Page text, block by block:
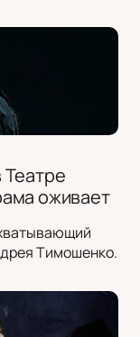
Театре
оживает
Тимошенко.